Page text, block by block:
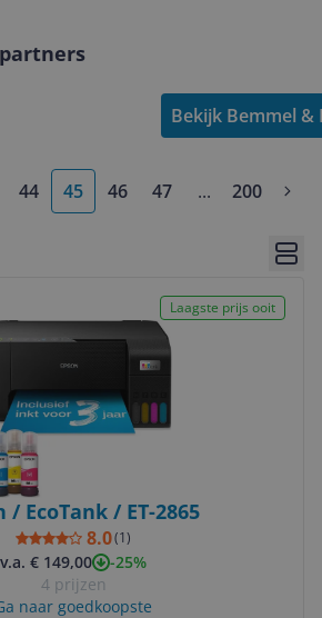
Bekijk Bemmel &
44 45 46 47 ...More pages
200
Laagste prijs ooit
/ EcoTank / ET-2865
8.0(1)
v.a. € 149,00
-25%
4 prijzen
naar goedkoopste